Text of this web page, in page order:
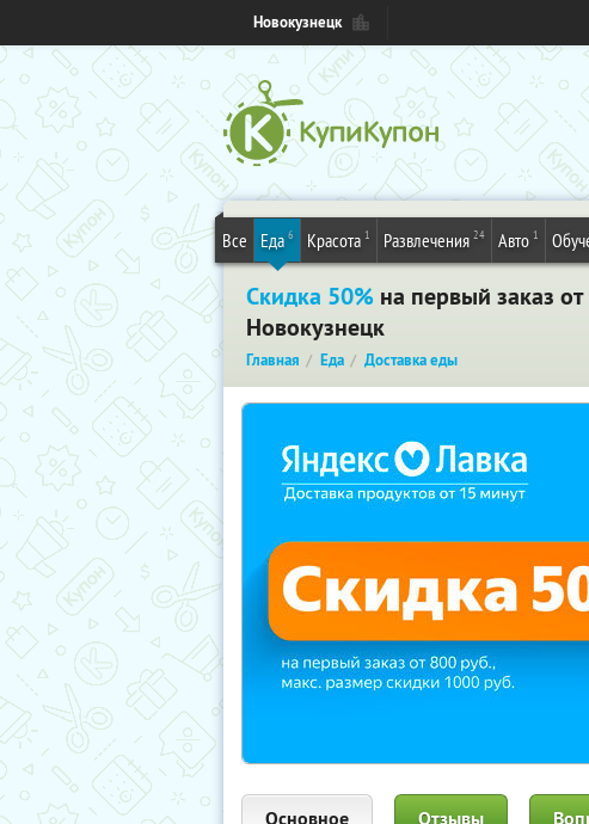
Новокузнецк
Все Еда 6 Красота 1 Развлечения 24 Авто 1
Скидка 50% на первый заказ
Новокузнецк
Главная Еда Доставка еды
Основное Отзывы